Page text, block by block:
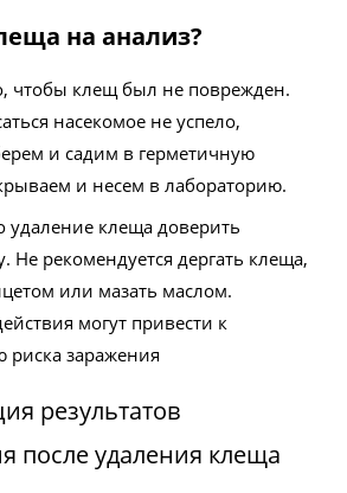
на анализ?
чтобы клещ был не поврежден.
насекомое не успело,
и садим в герметичную
и несем в лабораторию.
удаление клеща доверить
Не рекомендуется дергать клеща,
или мазать маслом.
могут привести к
риска заражения
результатов
после удаления клеща